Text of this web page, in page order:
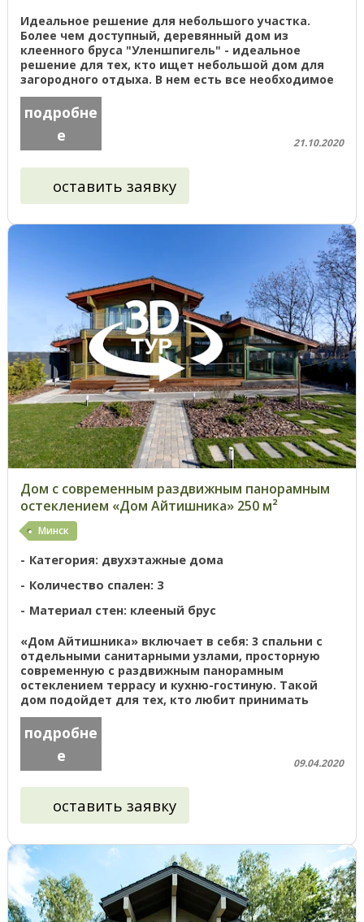
Идеальное решение для небольшого участка.
Более чем доступный, деревянный дом из
клеенного бруса "Уленшпигель" - идеальное
решение для тех, кто ищет небольшой дом для
загородного отдыха. В нем есть все необходимое
как для временного, так и ...
подробне
е
21.10.2020
оставить заявку
Дом с современным раздвижным панорамным
остеклением «Дом Айтишника» 250 м²
Минск
Категория: двухэтажные дома
Количество спален: 3
Материал стен: клееный брус
«Дом Айтишника» включает в себя: 3 спальни с
отдельными санитарными узлами, просторную
современную с раздвижным панорамным
остеклением террасу и кухню-гостиную. Такой
дом подойдет для тех, кто любит принимать
гостей или проводить деловые встречи на ...
подробне
е
09.04.2020
оставить заявку